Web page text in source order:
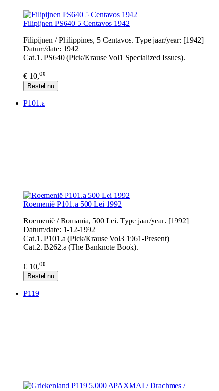
Filipijnen PS640 5 Centavos 1942
Filipijnen / Philippines, 5 Centavos. Type jaar/year: [1942]
Datum/date: 1942
Cat.1. PS640 (Pick/Krause Vol1 Specialized Issues).
€ 10,00
Bestel nu
P101.a
Roemenië P101.a 500 Lei 1992
Roemenië / Romania, 500 Lei. Type jaar/year: [1992]
Datum/date: 1-12-1992
Cat.1. P101.a (Pick/Krause Vol3 1961-Present)
Cat.2. B262.a (The Banknote Book).
€ 10,00
Bestel nu
P119